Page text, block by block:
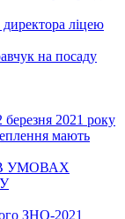
ліцею
на посаду
березня 2021 року
мають
УМОВАХ
ЗНО-2021